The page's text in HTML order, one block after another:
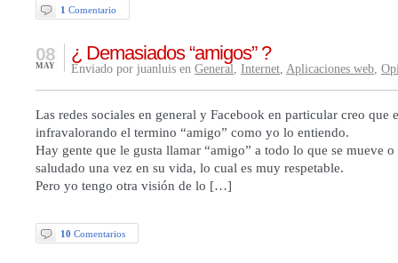
1 Comentario
¿ Demasiados “amigos” ?
08
MAY Enviado por juanluis en General, Internet, Aplicaciones web,
Las redes sociales en general y Facebook en particular creo que
infravalorando el termino “amigo” como yo lo entiendo.
Hay gente que le gusta llamar “amigo” a todo lo que se mueve o
saludado una vez en su vida, lo cual es muy respetable.
Pero yo tengo otra visión de lo […]
10 Comentarios